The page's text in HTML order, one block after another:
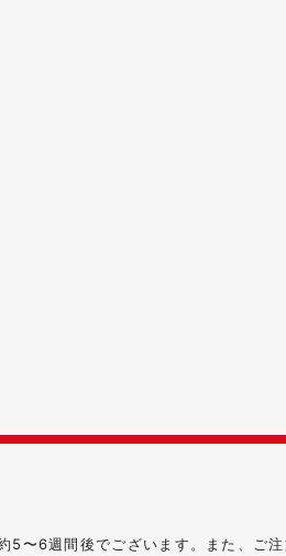
5〜6週間後でございます。また、ご